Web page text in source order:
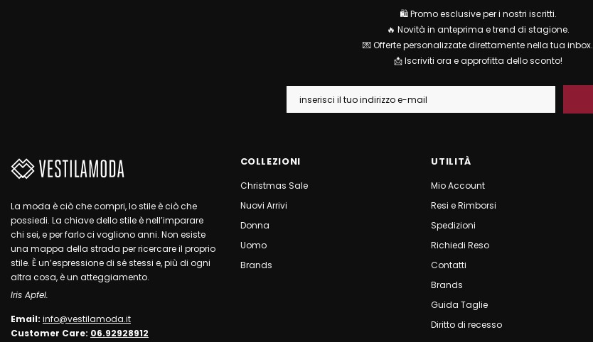
🛍 Promo esclusive per i nostri iscritti.
🔥 Novità in anteprima e trend di stagione.
💌 Offerte personalizzate direttamente nella tua inbox.
📩 Iscriviti ora e approfitta dello sconto!
La moda è ciò che compri, lo stile è ciò che
possiedi. La chiave dello stile è nell’imparare
chi sei, e per farlo ci vogliono anni. Non esiste
una mappa della strada per ricercare il proprio
stile. È un’espressione di sé stessi e, più di ogni
altra cosa, è un atteggiamento.
Iris Apfel.
Email: info@vestilamoda.it
Customer Care: 06.92928912
COLLEZIONI
Christmas Sale
Nuovi Arrivi
Donna
Uomo
Brands
UTILITÀ
Mio Account
Resi e Rimborsi
Spedizioni
Richiedi Reso
Contatti
Brands
Guida Taglie
Diritto di recesso